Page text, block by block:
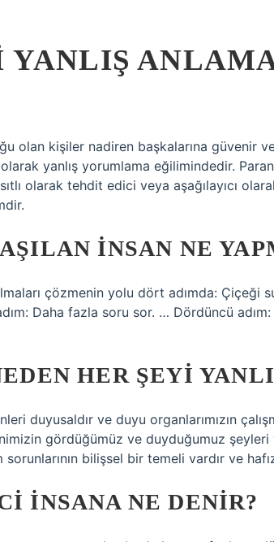
YANLIŞ
olan kişiler nadiren başkalarına güvenir
yanlış yorumlama eğilimindedir.
olarak tehdit edici veya aşağılayıcı
INSAN NE
çözmenin yolu dört adımda: Çiçeği
Daha fazla soru sor. … Dördüncü
HER ŞEYI
duyusaldır ve duyu organlarımızın
gördüğümüz ve duyduğumuz
sorunlarının bilişsel bir temeli vardır ve
INSANA NE DENIR?